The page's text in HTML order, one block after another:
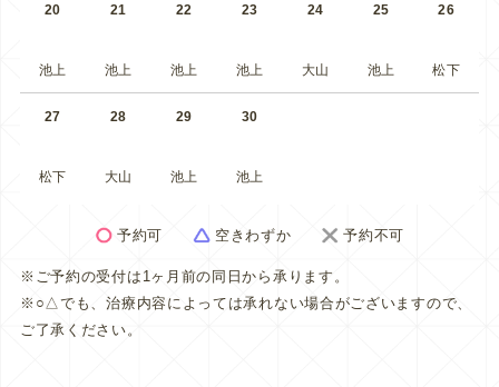
20
池上
21
池上
22
池上
23
池上
24
大山
25
池上
26
松下
27
松下
28
大山
29
池上
30
池上
予約可 空きわずか 予約不可
※ご予約の受付は1ヶ月前の同日から承ります。
※○△でも、治療内容によっては承れない場合がございますので、
ご了承ください。